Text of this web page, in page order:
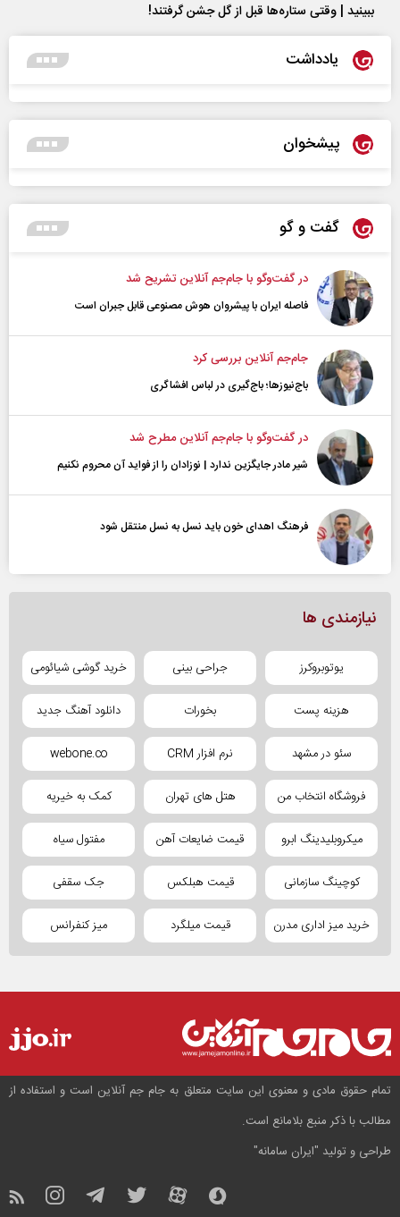
ببینید | وقتی ستاره‌ها قبل از گل جشن گرفتند!
یادداشت
پیشخوان
گفت و گو
در گفت‌و‌گو با جام‌جم آنلاین تشریح شد
فاصله ایران با پیشرو‌ان هوش مصنوعی قابل جبران است
جام‌جم آنلاین بررسی کرد
باج‌نیوزها؛ باج‌گیری در لباس افشاگری
در گفت‌و‌گو با جام‌جم آنلاین مطرح شد
شیر مادر جایگزین ندارد | نوزادان را از فواید آن محروم نکنیم
فرهنگ اهدای خون باید نسل به نسل منتقل شود
نیازمندی ها
یوتوبروکرز جراحی بینی خرید گوشی شیائومی
هزینه پست بخورات دانلود آهنگ جدید
سئو در مشهد نرم افزار CRM webone.co
فروشگاه انتخاب من هتل های تهران کمک به خیریه
میکروبلیدینگ ابرو قیمت ضایعات آهن مفتول سیاه
کوچینگ سازمانی قیمت هبلکس جک سقفی
خرید میز اداری مدرن قیمت میلگرد میز کنفرانس
تمام حقوق مادی و معنوی این سایت متعلق به جام جم آنلاین است و استفاده از
مطالب با ذکر منبع بلامانع است.
طراحی و تولید "ایران سامانه"